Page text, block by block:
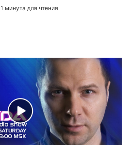
1 минута для чтения